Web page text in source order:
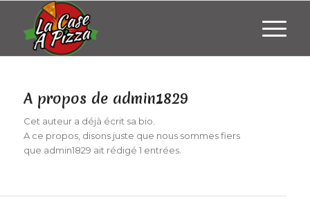
A propos de admin1829
Cet auteur a déjà écrit sa bio.
A ce propos, disons juste que nous sommes fiers
que admin1829 ait rédigé 1 entrées.